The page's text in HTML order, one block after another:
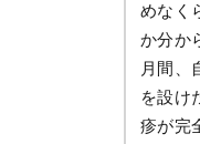
めなく
か分か
月間、
を設け
疹が完